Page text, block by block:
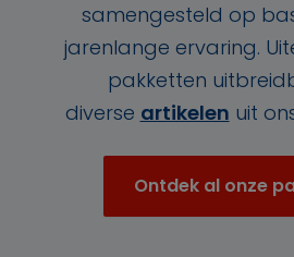
samengesteld op
jarenlange ervaring.
pakketten
diverse artikelen uit
Ontdek al onze